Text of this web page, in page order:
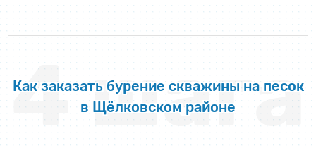
Как заказать бурение скважины на песок
в Щёлковском районе
4 шага